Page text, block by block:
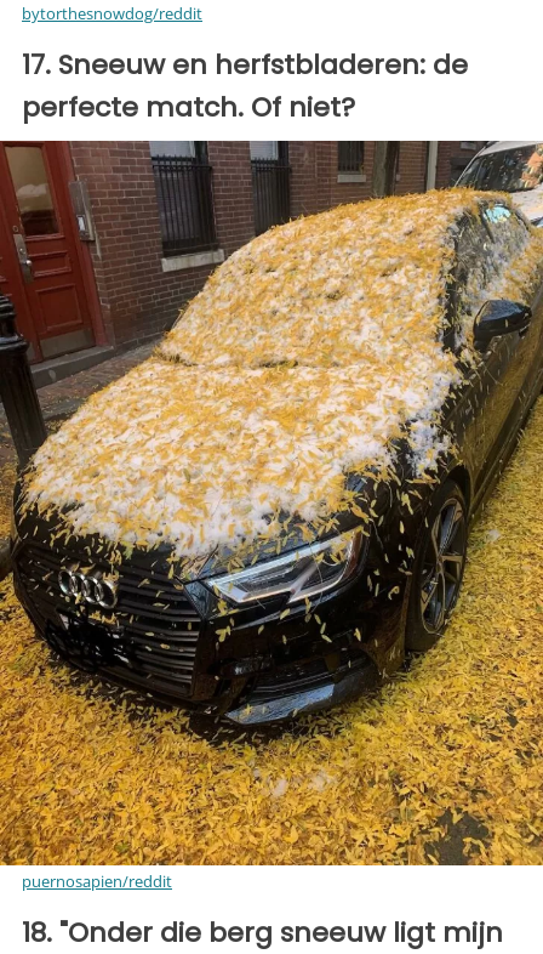
bytorthesnowdog/reddit
17. Sneeuw en herfstbladeren: de
perfecte match. Of niet?
puernosapien/reddit
18. "Onder die berg sneeuw ligt mijn